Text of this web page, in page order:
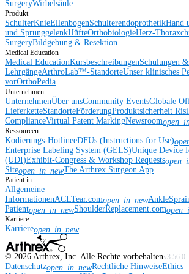
SurgeryWirbelsäule
Produkt
SchulterKnieEllenbogenSchulterendoprothetikHand
und SprunggelenkHüfteOrthobiologieHerz-
SurgeryBildgebung & Resektion
Medical Education
Medical EducationKursbeschreibungenSchulungen &
LehrgängeArthroLab™-StandorteUnser klinisches
vorOrthoPedia
Unternehmen
UnternehmenÜber unsCommunity EventsGlobale
LieferketteStandorteFörderungProduktsicherheit
ComplianceVirtual Patent MarkingNewsroom
Ressourcen
Kodierungs-HotlineeDFUs (Instructions for Use)
Enterprise Labeling System (GELS)Unique Device
(UDI)Exhibit-Congress & Workshop Requests
Siteopen_in_newThe Arthrex Surgeon App
Patient:in
Allgemeine
InformationenACLTear.comopen_in_new
Patientopen_in_newShoulderReplacement.com
Karriere
Karriereopen_in_new
© 2026 Arthrex, Inc. Alle Rechte vorbehaltenv3.56.0
Datenschutzopen_in_newRechtliche HinweiseEthics